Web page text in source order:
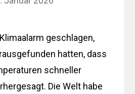
geschlagen,
hatten, dass
schneller
Die Welt habe